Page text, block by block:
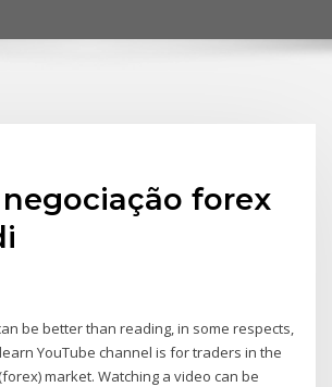
forex
be better than reading, in some respects,
YouTube channel is for traders in the
market. Watching a video can be